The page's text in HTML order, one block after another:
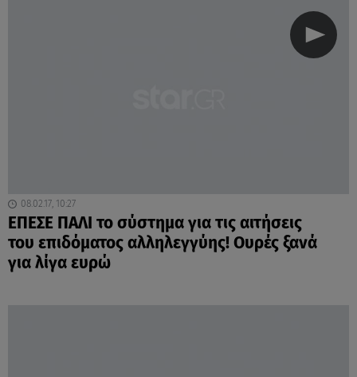
08.02.17, 10:27
ΕΠΕΣΕ ΠΑΛΙ το σύστημα για τις αιτήσεις
του επιδόματος αλληλεγγύης! Ουρές ξανά
για λίγα ευρώ